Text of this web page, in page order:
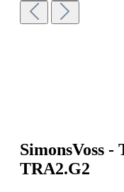
SimonsVoss -
TRA2.G2